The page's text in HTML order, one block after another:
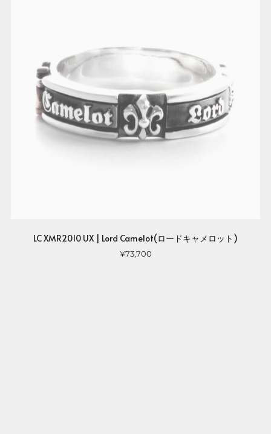
LC XMR2010 UX | Lord Camelot(ロードキャメロット)
¥73,700